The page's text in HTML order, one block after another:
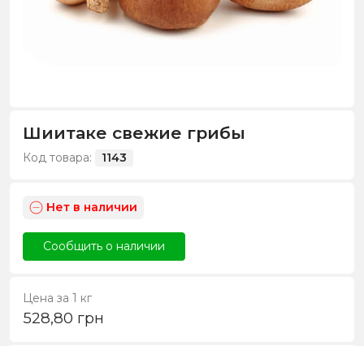
Шиитаке свежие грибы
Код товара: 1143
Нет в наличии
Сообщить о наличии
Цена за 1 кг
528,80 грн